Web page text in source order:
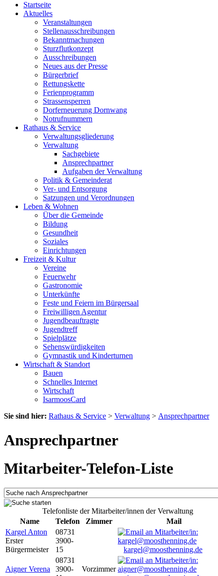
Startseite
Aktuelles
Veranstaltungen
Stellenausschreibungen
Bekanntmachungen
Sturzflutkonzept
Ausschreibungen
Neues aus der Presse
Bürgerbrief
Rettungskette
Ferienprogramm
Strassensperren
Dorferneuerung Dornwang
Notrufnummern
Rathaus & Service
Verwaltungsgliederung
Verwaltung
Sachgebiete
Ansprechpartner
Aufgaben der Verwaltung
Politik & Gemeinderat
Ver- und Entsorgung
Satzungen und Verordnungen
Leben & Wohnen
Über die Gemeinde
Bildung
Gesundheit
Soziales
Einrichtungen
Freizeit & Kultur
Vereine
Feuerwehr
Gastronomie
Unterkünfte
Feste und Feiern im Bürgersaal
Freiwilligen Agentur
Jugendbeauftragte
Jugendtreff
Spielplätze
Sehenswürdigkeiten
Gymnastik und Kinderturnen
Wirtschaft & Standort
Bauen
Schnelles Internet
Wirtschaft
IsarmoosCard
Sie sind hier: Rathaus & Service > Verwaltung > Ansprechpartner
Ansprechpartner
Mitarbeiter-Telefon-Liste
Telefonliste der Mitarbeiter/innen der Verwaltung
Name
Telefon Zimmer
Mail
Kargel Anton
Erster
Bürgermeister
08731
3900-
15
kargel@moosthenning.de
Aigner Verena
08731
3900-
Vorzimmer